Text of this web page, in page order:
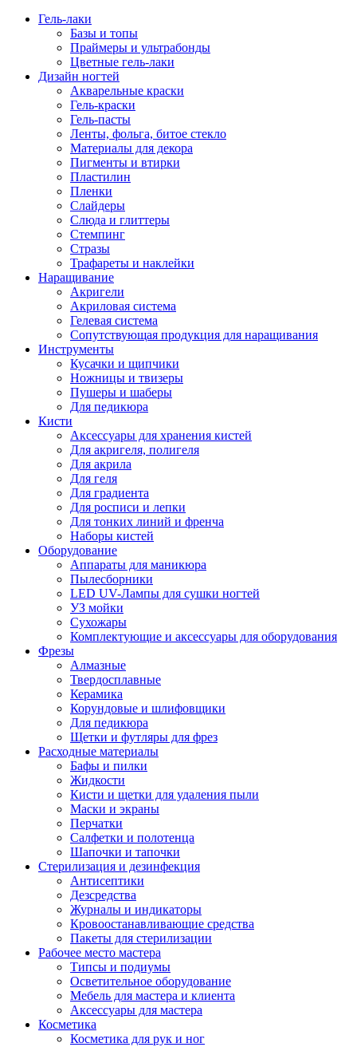
Гель-лаки
Базы и топы
Праймеры и ультрабонды
Цветные гель-лаки
Дизайн ногтей
Акварельные краски
Гель-краски
Гель-пасты
Ленты, фольга, битое стекло
Материалы для декора
Пигменты и втирки
Пластилин
Пленки
Слайдеры
Слюда и глиттеры
Стемпинг
Стразы
Трафареты и наклейки
Наращивание
Акригели
Акриловая система
Гелевая система
Сопутствующая продукция для наращивания
Инструменты
Кусачки и щипчики
Ножницы и твизеры
Пушеры и шаберы
Для педикюра
Кисти
Аксессуары для хранения кистей
Для акригеля, полигеля
Для акрила
Для геля
Для градиента
Для росписи и лепки
Для тонких линий и френча
Наборы кистей
Оборудование
Аппараты для маникюра
Пылесборники
LED UV-Лампы для сушки ногтей
УЗ мойки
Сухожары
Комплектующие и аксессуары для оборудования
Фрезы
Алмазные
Твердосплавные
Керамика
Корундовые и шлифовщики
Для педикюра
Щетки и футляры для фрез
Расходные материалы
Бафы и пилки
Жидкости
Кисти и щетки для удаления пыли
Маски и экраны
Перчатки
Салфетки и полотенца
Шапочки и тапочки
Стерилизация и дезинфекция
Антисептики
Дезсредства
Журналы и индикаторы
Кровоостанавливающие средства
Пакеты для стерилизации
Рабочее место мастера
Типсы и подиумы
Осветительное оборудование
Мебель для мастера и клиента
Аксессуары для мастера
Косметика
Косметика для рук и ног